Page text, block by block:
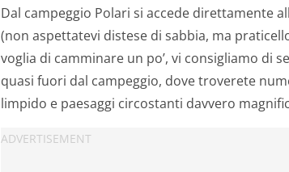
Dal campeggio Polari si accede direttamente
(non aspettatevi distese di sabbia, ma
voglia di camminare un po’, vi consigliamo di
quasi fuori dal campeggio, dove troverete
limpido e paesaggi circostanti davvero